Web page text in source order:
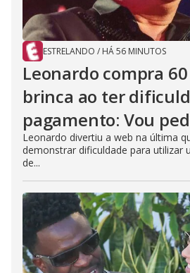
ESTRELANDO / HÁ 56 MINUTOS
Leonardo compra
brinca ao ter
pagamento: Vou
Leonardo divertiu a web na última
demonstrar dificuldade para utilizar
de...